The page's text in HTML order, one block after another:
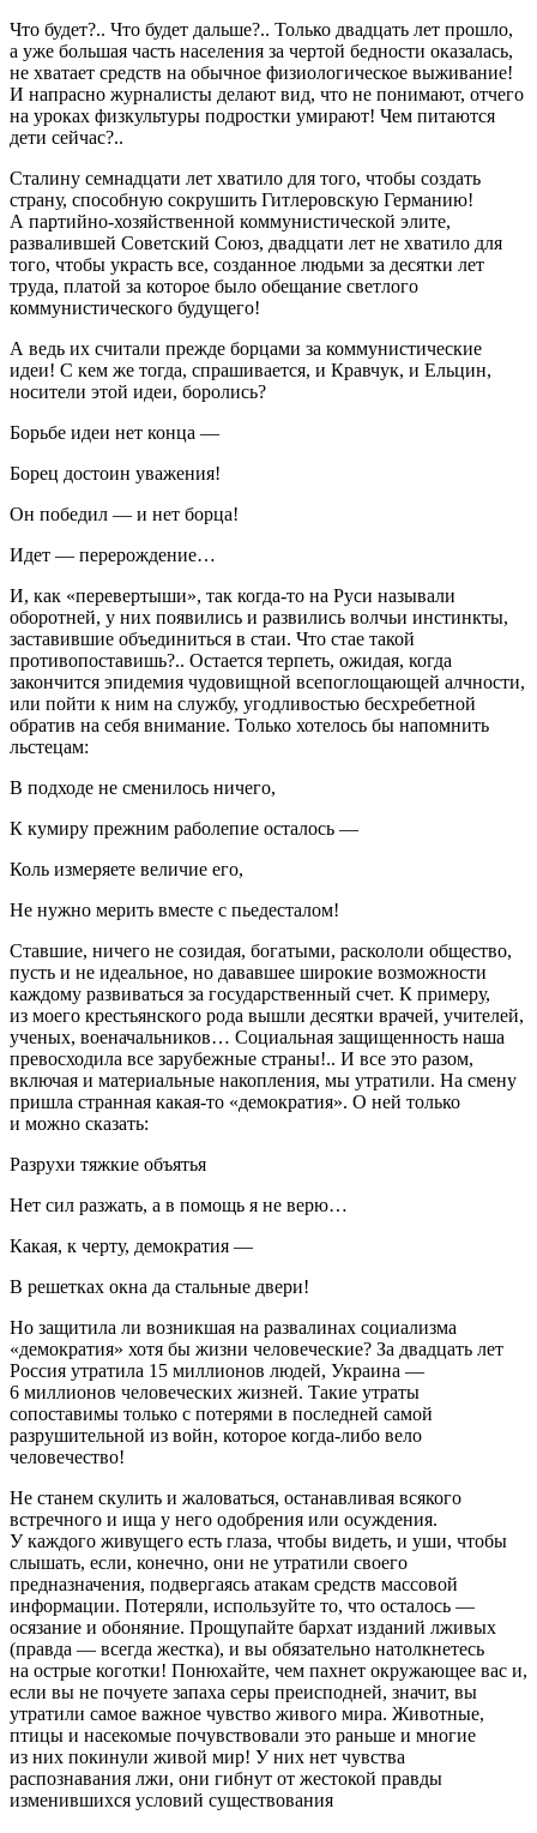
Что будет?.. Что будет дальше?.. Только двадцать лет прошло,
а уже большая часть населения за чертой бедности оказалась,
не хватает средств на обычное физиологическое выживание!
И напрасно журналисты делают вид, что не понимают, отчего
на уроках физкультуры подростки умирают! Чем питаются
дети сейчас?..
Сталину семнадцати лет хватило для того, чтобы создать
страну, способную сокрушить Гитлеровскую Германию!
А партийно-хозяйственной коммунистической элите,
развалившей Советский Союз, двадцати лет не хватило для
того, чтобы украсть все, созданное людьми за десятки лет
труда, платой за которое было обещание светлого
коммунистического будущего!
А ведь их считали прежде борцами за коммунистические
идеи! С кем же тогда, спрашивается, и Кравчук, и Ельцин,
носители этой идеи, боролись?
Борьбе идеи нет конца —
Борец достоин уважения!
Он победил — и нет борца!
Идет — перерождение…
И, как «перевертыши», так когда-то на Руси называли
оборотней, у них появились и развились волчьи инстинкты,
заставившие объединиться в стаи. Что стае такой
противопоставишь?.. Остается терпеть, ожидая, когда
закончится эпидемия чудовищной всепоглощающей алчности,
или пойти к ним на службу, угодливостью бесхребетной
обратив на себя внимание. Только хотелось бы напомнить
льстецам:
В подходе не сменилось ничего,
К кумиру прежним раболепие осталось —
Коль измеряете величие его,
Не нужно мерить вместе с пьедесталом!
Ставшие, ничего не созидая, богатыми, раскололи общество,
пусть и не идеальное, но дававшее широкие возможности
каждому развиваться за государственный счет. К примеру,
из моего крестьянского рода вышли десятки врачей, учителей,
ученых, военачальников… Социальная защищенность наша
превосходила все зарубежные страны!.. И все это разом,
включая и материальные накопления, мы утратили. На смену
пришла странная какая-то «демократия». О ней только
и можно сказать:
Разрухи тяжкие объятья
Нет сил разжать, а в помощь я не верю…
Какая, к черту, демократия —
В решетках окна да стальные двери!
Но защитила ли возникшая на развалинах социализма
«демократия» хотя бы жизни человеческие? За двадцать лет
Россия утратила 15 миллионов людей, Украина —
6 миллионов человеческих жизней. Такие утраты
сопоставимы только с потерями в последней самой
разрушительной из войн, которое когда-либо вело
человечество!
Не станем скулить и жаловаться, останавливая всякого
встречного и ища у него одобрения или осуждения.
У каждого живущего есть глаза, чтобы видеть, и уши, чтобы
слышать, если, конечно, они не утратили своего
предназначения, подвергаясь атакам средств массовой
информации. Потеряли, используйте то, что осталось —
осязание и обоняние. Прощупайте бархат изданий лживых
(правда — всегда жестка), и вы обязательно натолкнетесь
на острые коготки! Понюхайте, чем пахнет окружающее вас и,
если вы не почуете запаха серы преисподней, значит, вы
утратили самое важное чувство живого мира. Животные,
птицы и насекомые почувствовали это раньше и многие
из них покинули живой мир! У них нет чувства
распознавания лжи, они гибнут от жестокой правды
изменившихся условий существования